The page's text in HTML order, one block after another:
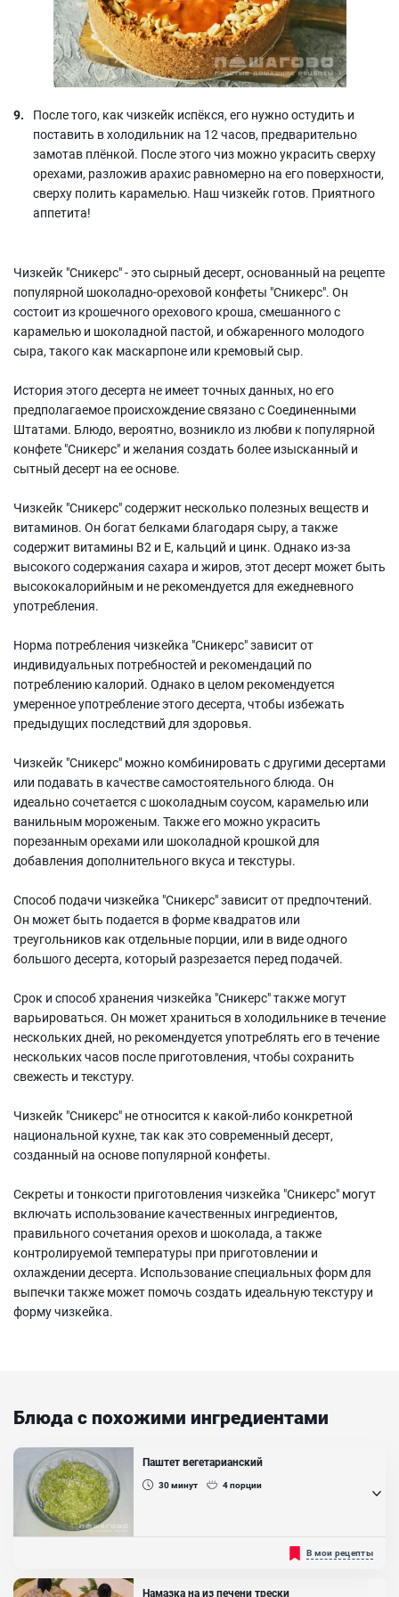
После того, как чизкейк испёкся, его нужно остудить и
поставить в холодильник на 12 часов, предварительно
замотав плёнкой. После этого чиз можно украсить сверху
орехами, разложив арахис равномерно на его поверхности,
сверху полить карамелью. Наш чизкейк готов. Приятного
аппетита!
Чизкейк "Сникерс" - это сырный десерт, основанный на рецепте
популярной шоколадно-ореховой конфеты "Сникерс". Он
состоит из крошечного орехового кроша, смешанного с
карамелью и шоколадной пастой, и обжаренного молодого
сыра, такого как маскарпоне или кремовый сыр.
История этого десерта не имеет точных данных, но его
предполагаемое происхождение связано с Соединенными
Штатами. Блюдо, вероятно, возникло из любви к популярной
конфете "Сникерс" и желания создать более изысканный и
сытный десерт на ее основе.
Чизкейк "Сникерс" содержит несколько полезных веществ и
витаминов. Он богат белками благодаря сыру, а также
содержит витамины В2 и Е, кальций и цинк. Однако из-за
высокого содержания сахара и жиров, этот десерт может быть
высококалорийным и не рекомендуется для ежедневного
употребления.
Норма потребления чизкейка "Сникерс" зависит от
индивидуальных потребностей и рекомендаций по
потреблению калорий. Однако в целом рекомендуется
умеренное употребление этого десерта, чтобы избежать
предыдущих последствий для здоровья.
Чизкейк "Сникерс" можно комбинировать с другими десертами
или подавать в качестве самостоятельного блюда. Он
идеально сочетается с шоколадным соусом, карамелью или
ванильным мороженым. Также его можно украсить
порезанным орехами или шоколадной крошкой для
добавления дополнительного вкуса и текстуры.
Способ подачи чизкейка "Сникерс" зависит от предпочтений.
Он может быть подается в форме квадратов или
треугольников как отдельные порции, или в виде одного
большого десерта, который разрезается перед подачей.
Срок и способ хранения чизкейка "Сникерс" также могут
варьироваться. Он может храниться в холодильнике в течение
нескольких дней, но рекомендуется употреблять его в течение
нескольких часов после приготовления, чтобы сохранить
свежесть и текстуру.
Чизкейк "Сникерс" не относится к какой-либо конкретной
национальной кухне, так как это современный десерт,
созданный на основе популярной конфеты.
Секреты и тонкости приготовления чизкейка "Сникерс" могут
включать использование качественных ингредиентов,
правильного сочетания орехов и шоколада, а также
контролируемой температуры при приготовлении и
охлаждении десерта. Использование специальных форм для
выпечки также может помочь создать идеальную текстуру и
форму чизкейка.
Блюда с похожими ингредиентами
Паштет вегетарианский
30минут 4порции
Паштет уже давно проник и прочно обосновался в кухнях
практически всех народов мира. Чего только стоит известный на
весь мир паштет из гусиной печени. Особой разновидностью
паштета считается вегетарианский паштет. Как правило, в его
В мои рецепты
Намазка на из печени трески